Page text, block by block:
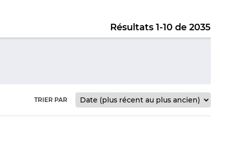
Résultats 1-10 de 2035
TRIER PAR